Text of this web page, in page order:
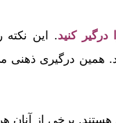
کنید. این نکته
همین درگیری ذهنی
برخی از آنان